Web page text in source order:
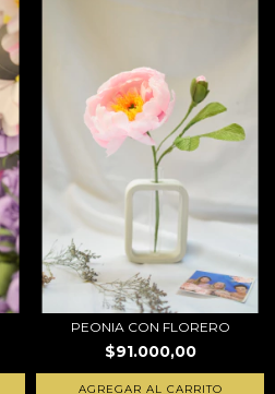
PEONIA CON FLORERO
$91.000,00